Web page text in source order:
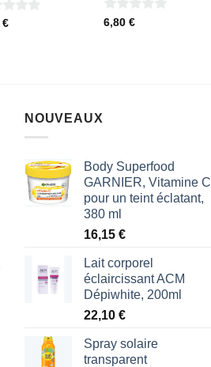
€
0
6,80 €
NOUVEAUX
Body Superfood
GARNIER, Vitamine C
pour un teint éclatant,
380 ml
16,15 €
Lait corporel
éclaircissant ACM
Dépiwhite, 200ml
22,10 €
Spray solaire
transparent